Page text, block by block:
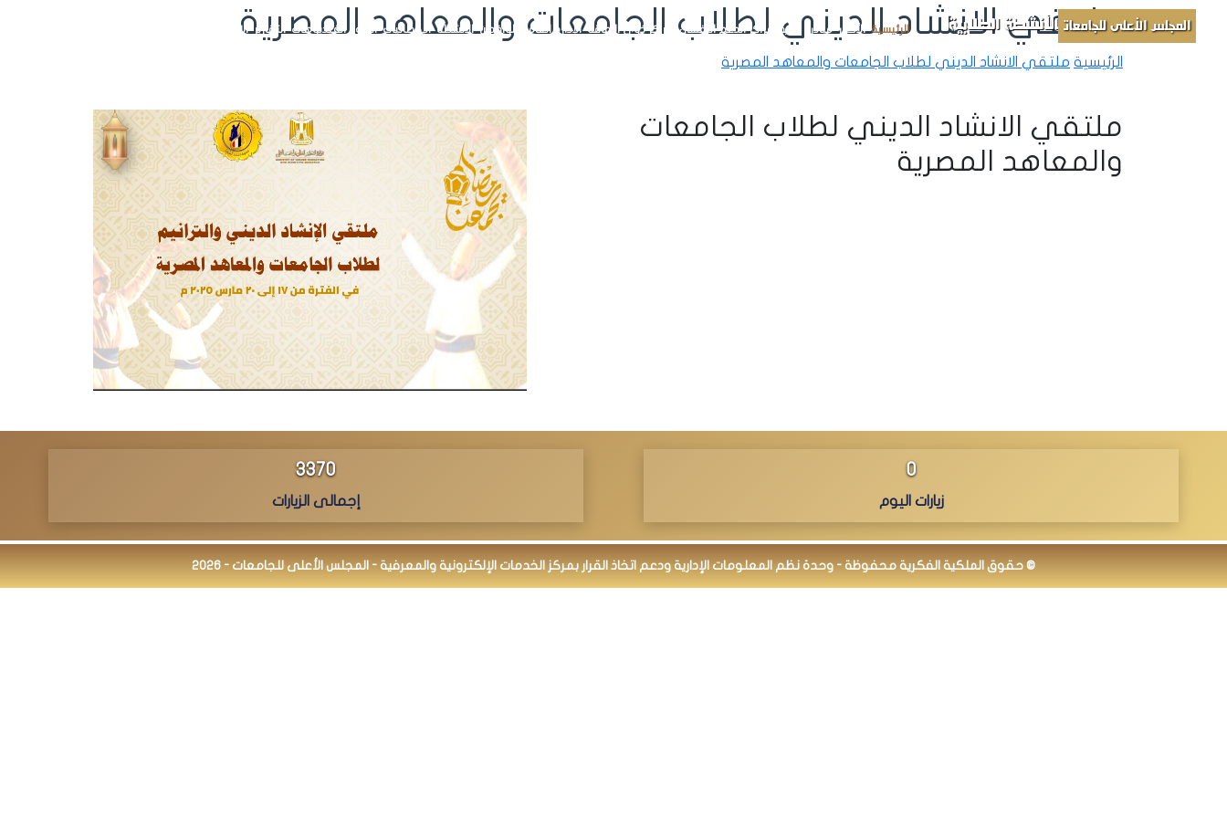
المجلس الأعلى للجامعات الأنشطة الطلابية الرئيسية الأخبار مبادرة بداية مراكز الدعم النفسي مراكز ذوي الإعاقة الإدارة العامة للوافدين الأنشطة الإحصائيات الصور الفيديوهات التقارير الاتحاد الرياضي للجامعاتملتقي الانشاد الديني لطلاب الجامعات والمعاهد المصرية
الرئيسية ملتقي الانشاد الديني لطلاب الجامعات والمعاهد المصرية
ملتقي الانشاد الديني لطلاب الجامعات
والمعاهد المصرية
0
زيارات اليوم
3490
إجمالى الزيارات
© حقوق الملكية الفكرية محفوظة - وحدة نظم المعلومات الإدارية ودعم اتخاذ القرار بمركز الخدمات الإلكترونية والمعرفية - المجلس الأعلى للجامعات - 2026